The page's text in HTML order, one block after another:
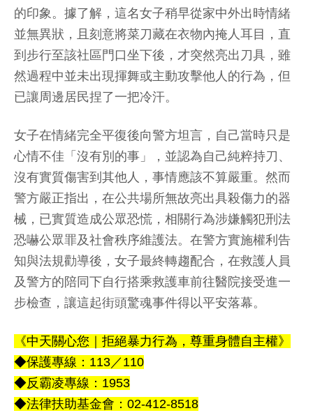
的印象。據了解，這名女子稍早從家中外出時情緒
並無異狀，且刻意將菜刀藏在衣物內掩人耳目，直
到步行至該社區門口坐下後，才突然亮出刀具，雖
然過程中並未出現揮舞或主動攻擊他人的行為，但
已讓周邊居民捏了一把冷汗。
女子在情緒完全平復後向警方坦言，自己當時只是
心情不佳「沒有別的事」，並認為自己純粹持刀、
沒有實質傷害到其他人，事情應該不算嚴重。然而
警方嚴正指出，在公共場所無故亮出具殺傷力的器
械，已實質造成公眾恐慌，相關行為涉嫌觸犯刑法
恐嚇公眾罪及社會秩序維護法。在警方實施權利告
知與法規勸導後，女子最終轉趨配合，在救護人員
及警方的陪同下自行搭乘救護車前往醫院接受進一
步檢查，讓這起街頭驚魂事件得以平安落幕。
《中天關心您｜拒絕暴力行為，尊重身體自主權》
◆保護專線：113／110
◆反霸凌專線：1953
◆法律扶助基金會：02-412-8518